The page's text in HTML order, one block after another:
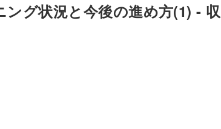
グ状況と今後の進め方(1) - 収